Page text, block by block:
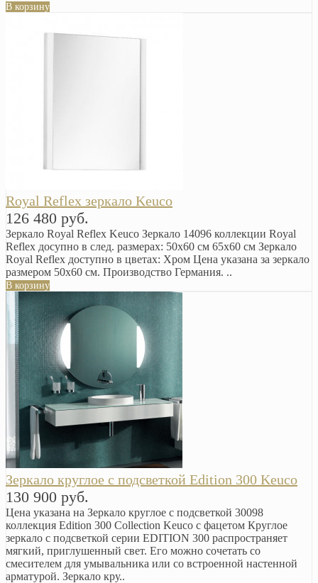
В корзину
Royal Reflex зеркало Keuco
126 480 руб.
Зеркало Royal Reflex Keuco Зеркало 14096 коллекции Royal
Reflex досупно в след. размерах: 50x60 см 65x60 см Зеркало
Royal Reflex доступно в цветах: Хром Цена указана за зеркало
размером 50x60 см. Производство Германия. ..
В корзину
Зеркало круглое с подсветкой Edition 300 Keuco
130 900 руб.
Цена указана на Зеркало круглое с подсветкой 30098
коллекция Edition 300 Collection Keuco c фацетом Круглое
зеркало с подсветкой серии EDITION 300 распространяет
мягкий, приглушенный свет. Его можно сочетать со
смесителем для умывальника или со встроенной настенной
арматурой. Зеркало кру..